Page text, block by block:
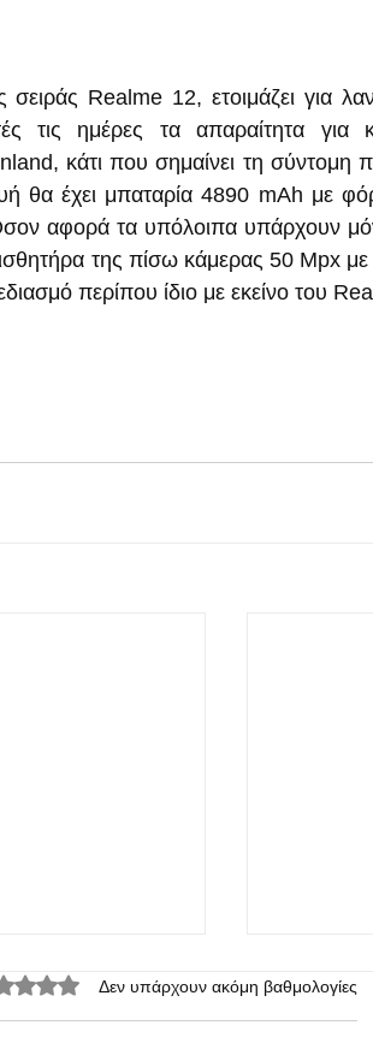
Realme 12, ετοιμάζει για
τις ημέρες τα απαραίτητα για
κάτι που σημαίνει τη σύντομη
θα έχει μπαταρία 4890 mAh με
αφορά τα υπόλοιπα υπάρχουν
της πίσω κάμερας 50 Mpx
περίπου ίδιο με εκείνο του
με 0 από 5 αστέρια.
Δεν υπάρχουν ακόμη βαθμολογίες